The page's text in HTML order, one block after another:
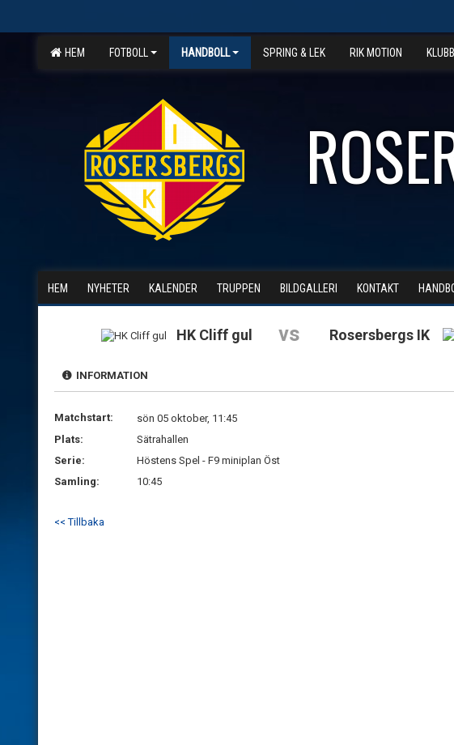
HEM FOTBOLL HANDBOLL SPRING & LEK RIK MOTION
HEM NYHETER KALENDER TRUPPEN BILDGALLERI KONTAKT
HK Cliff gul vs Rosersbergs IK
INFORMATION
Matchstart:
sön 05 oktober, 11:45
Plats:
Sätrahallen
Serie:
Höstens Spel - F9 miniplan Öst
Samling:
10:45
<< Tillbaka